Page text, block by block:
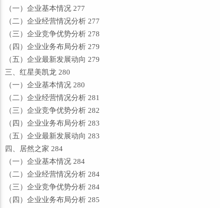
（一）企业基本情况 277
（二）企业经营情况分析 277
（三）企业竞争优势分析 278
（四）企业业务布局分析 279
（五）企业最新发展动向 279
三、红星美凯龙 280
（一）企业基本情况 280
（二）企业经营情况分析 281
（三）企业竞争优势分析 282
（四）企业业务布局分析 283
（五）企业最新发展动向 283
四、居然之家 284
（一）企业基本情况 284
（二）企业经营情况分析 284
（三）企业竞争优势分析 284
（四）企业业务布局分析 285